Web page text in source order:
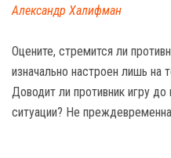
Александр Халифман
Оцените, стремится ли
изначально настроен лишь на
Доводит ли противник игру
ситуации? Не